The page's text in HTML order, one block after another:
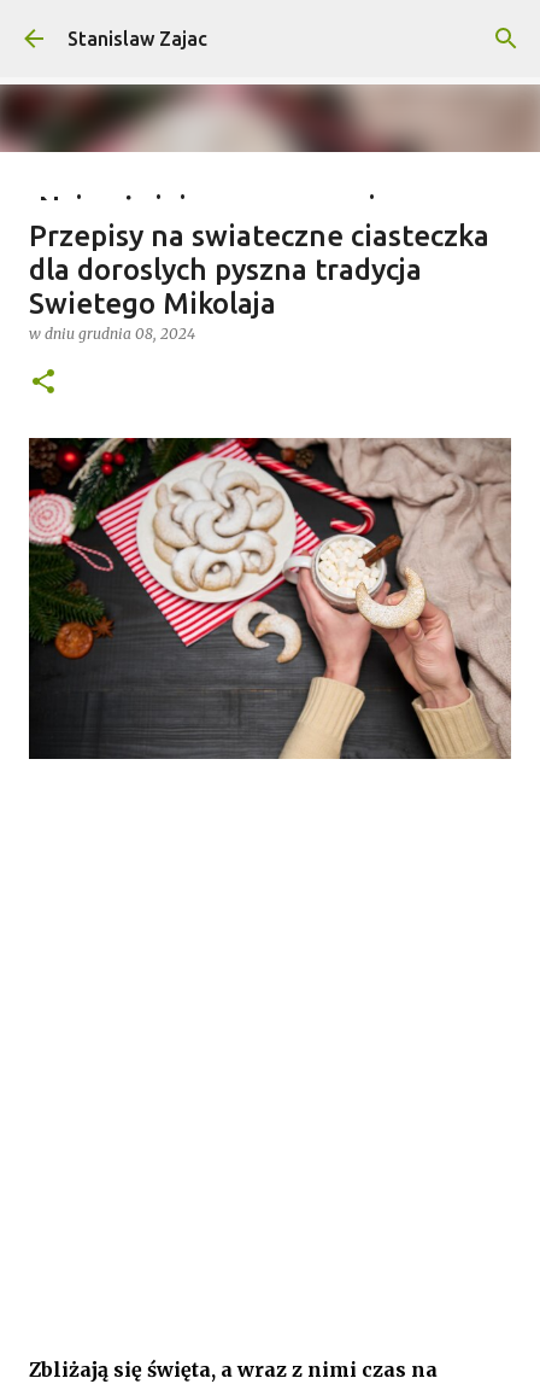
Przejdź do głównej zawartości
Stanislaw Zajac
Najważniejsze wymagania na
wyprawy outdoorowe – co musisz
wiedzieć?
w dniulipca 04, 2025
0
Przepisy na swiateczne ciasteczka
dla doroslych pyszna tradycja
Swietego Mikolaja
w dniu grudnia 08, 2024
Zbliżają się święta, a wraz z nimi czas na